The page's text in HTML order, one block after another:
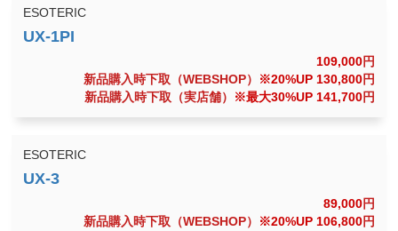
ESOTERIC
109,000円
新品購入時下取（WEBSHOP）
※20%UP 130,800円
新品購入時下取（実店舗）
※最大30%UP 141,700円
ESOTERIC
89,000円
新品購入時下取（WEBSHOP）
※20%UP 106,800円